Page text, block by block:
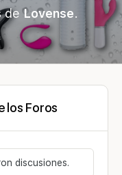
deLovense.
los Foros
discusiones.